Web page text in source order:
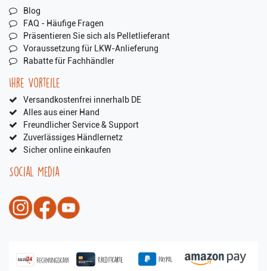
Blog
FAQ - Häufige Fragen
Präsentieren Sie sich als Pelletlieferant
Voraussetzung für LKW-Anlieferung
Rabatte für Fachhändler
Ihre Vorteile
Versandkostenfrei innerhalb DE
Alles aus einer Hand
Freundlicher Service & Support
Zuverlässiges Händlernetz
Sicher online einkaufen
Social Media